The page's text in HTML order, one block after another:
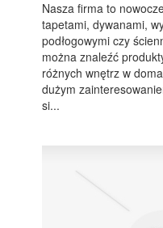
Nasza firma to
tapetami, dywanami,
podłogowymi czy
można znaleźć
różnych wnętrz w
dużym
si...